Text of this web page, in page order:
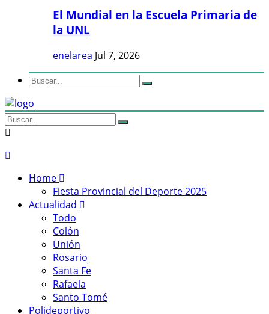
El Mundial en la Escuela Primaria de
la UNL
enelarea Jul 7, 2026
Home
Fiesta Provincial del Deporte 2025
Actualidad
Todo
Colón
Unión
Rosario
Santa Fe
Rafaela
Santo Tomé
Polideportivo